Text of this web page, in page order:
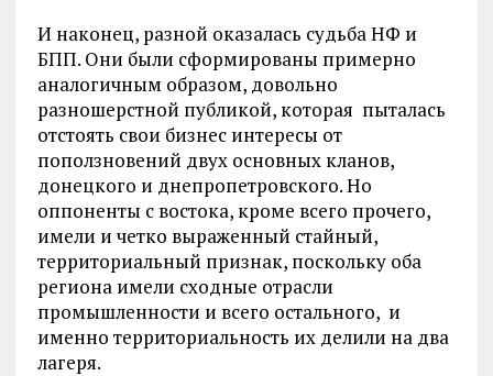
И наконец, разной оказалась судьба НФ и
БПП. Они были сформированы примерно
аналогичным образом, довольно
разношерстной публикой, которая пыталась
отстоять свои бизнес интересы от
поползновений двух основных кланов,
донецкого и днепропетровского. Но
оппоненты с востока, кроме всего прочего,
имели и четко выраженный стайный,
территориальный признак, поскольку оба
региона имели сходные отрасли
промышленности и всего остального, и
именно территориальность их делили на два
лагеря.